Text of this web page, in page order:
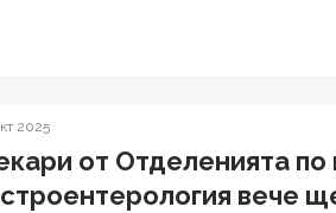
2025
от Отделенията по
вече